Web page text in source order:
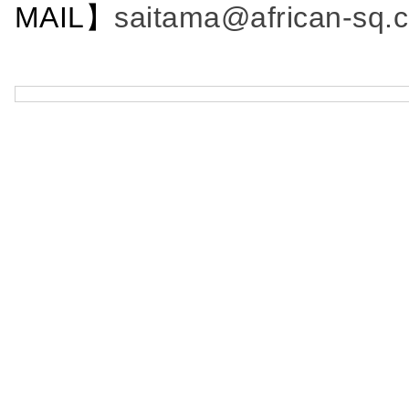
MAIL】 saitama@african-